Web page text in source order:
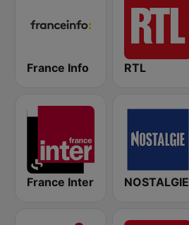
France Info RTL
France Inter NOSTALGIE